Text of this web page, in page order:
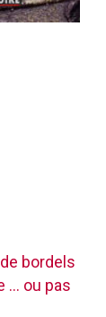
bordels
… ou pas